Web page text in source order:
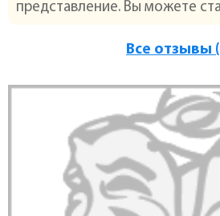
представление. Вы можете
Все отзывы